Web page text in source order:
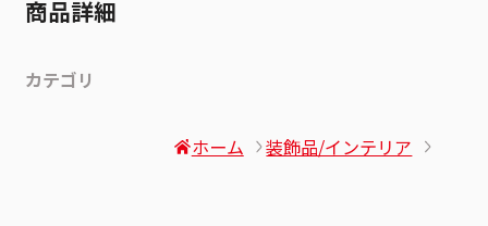
商品詳細
カテゴリ
ホーム 装飾品/インテリア